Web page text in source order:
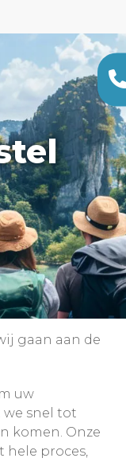
gaan aan de
uw
we snel tot
komen. Onze
hele proces,